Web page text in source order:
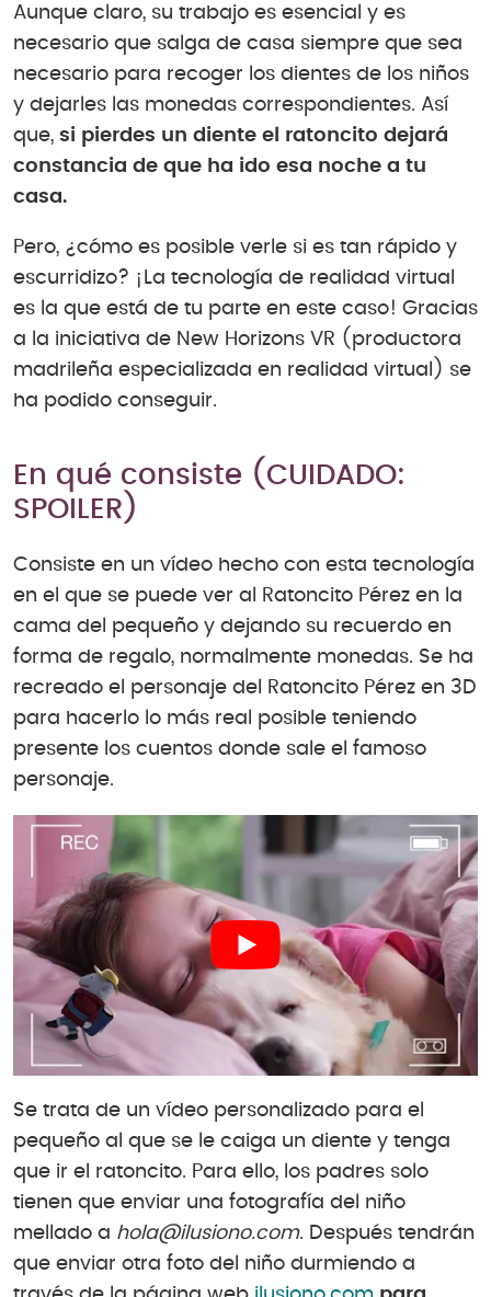
Aunque claro, su trabajo es esencial y es
necesario que salga de casa siempre que sea
necesario para recoger los dientes de los niños
y dejarles las monedas correspondientes. Así
que, si pierdes un diente el ratoncito dejará
constancia de que ha ido esa noche a tu
casa.
Pero, ¿cómo es posible verle si es tan rápido y
escurridizo? ¡La tecnología de realidad virtual
es la que está de tu parte en este caso! Gracias
a la iniciativa de New Horizons VR (productora
madrileña especializada en realidad virtual) se
ha podido conseguir.
En qué consiste (CUIDADO:
SPOILER)
Consiste en un vídeo hecho con esta tecnología
en el que se puede ver al Ratoncito Pérez en la
cama del pequeño y dejando su recuerdo en
forma de regalo, normalmente monedas. Se ha
recreado el personaje del Ratoncito Pérez en 3D
para hacerlo lo más real posible teniendo
presente los cuentos donde sale el famoso
personaje.
Se trata de un vídeo personalizado para el
pequeño al que se le caiga un diente y tenga
que ir el ratoncito. Para ello, los padres solo
tienen que enviar una fotografía del niño
mellado a hola@ilusiono.com. Después tendrán
que enviar otra foto del niño durmiendo a